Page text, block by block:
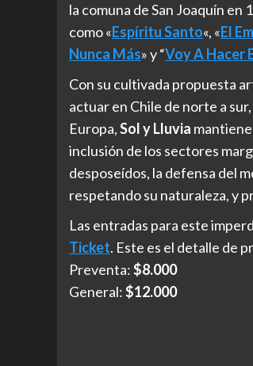
la comuna de San Joaquín en
como «Espíritu Santo«, «El
Nunca Más» y “Voy A Hacer
Con su cultivada propuesta
actuar en Chile de norte a
Europa,Sol y Lluvia
inclusión de los sectores
desposeídos, la defensa del
respetando su naturaleza, y
Las entradas para este
Ticket. Este es el detalle de
Preventa:$8.000
General:$12.000